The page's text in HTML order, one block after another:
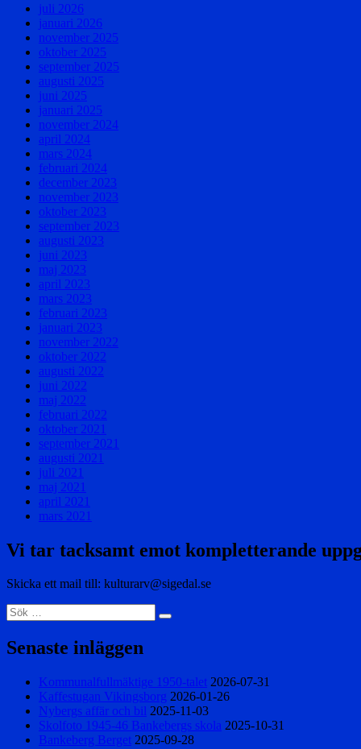
juli 2026
januari 2026
november 2025
oktober 2025
september 2025
augusti 2025
juni 2025
januari 2025
november 2024
april 2024
mars 2024
februari 2024
december 2023
november 2023
oktober 2023
september 2023
augusti 2023
juni 2023
maj 2023
april 2023
mars 2023
februari 2023
januari 2023
november 2022
oktober 2022
augusti 2022
juni 2022
maj 2022
februari 2022
oktober 2021
september 2021
augusti 2021
juli 2021
maj 2021
april 2021
mars 2021
Vi tar tacksamt emot kompletterande
Skicka ett mail till: kulturarv@sigedal.se
Sök
efter:
Sök
Senaste inläggen
Kommunalfullmäktige 1950-talet 2026-07-31
Kaffestugan Vikingsborg 2026-01-26
Nybergs affär och bil 2025-11-03
Skolfoto 1945-46 Bankebergs skola 2025-10-31
Bankeberg Berget 2025-09-28